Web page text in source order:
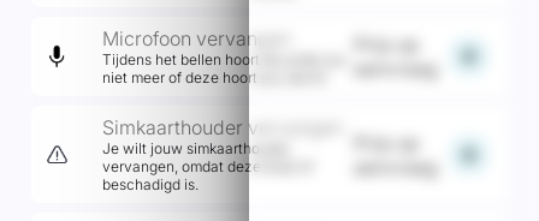
Microfoon vervangen
Tijdens het bellen hoort de ander jou
niet meer of deze hoort jou slecht.
aanvraag
add
Simkaarthouder vervangen
Je wilt jouw simkaarthouder
vervangen, omdat deze kwijt of
beschadigd is.
Prijs op
aanvraag
add